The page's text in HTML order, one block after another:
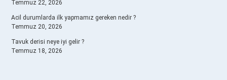
Temmuz 22, 2026
Acil durumlarda ilk yapmamız gereken nedir ?
Temmuz 20, 2026
Tavuk derisi neye iyi gelir ?
Temmuz 18, 2026